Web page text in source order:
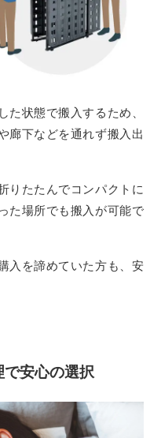
状態で搬入するため、
廊下などを通れず搬入出
りたたんでコンパクトに
た場所でも搬入が可能で
入を諦めていた方も、安
安心の選択